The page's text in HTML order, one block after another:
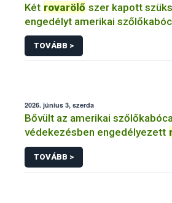
Két rovarölő szer kapott
engedélyt amerikai
TOVÁBB >
2026. június 3, szerda
Bővült az amerikai
védekezésben engedélyezett
TOVÁBB >